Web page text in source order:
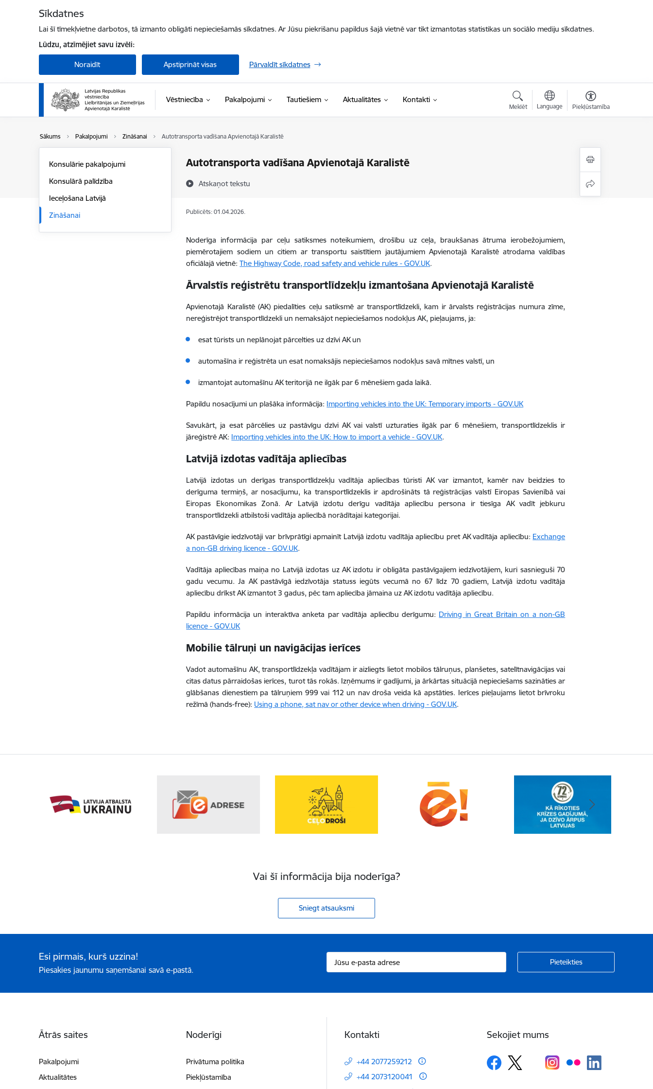
Sīkdatnes
Lai šī tīmekļvietne darbotos, tā izmanto obligāti nepieciešamās sīkdatnes. Ar Jūsu piekrišanu papildus šajā vietnē var tikt izmantotas statistikas un sociālo mediju sīkdatnes.
Lūdzu, atzīmējiet savu izvēli:
Noraidīt Apstiprināt visas Pārvaldīt sīkdatnes
Vēstniecība Pakalpojumi Tautiešiem Aktualitātes Kontakti
Meklēt Language Piekļūstamība
Sākums Pakalpojumi Zināšanai Autotransporta vadīšana Apvienotajā Karalistē
Autotransporta vadīšana Apvienotajā Karalistē
Atskaņot tekstu
Konsulārie pakalpojumi
Konsulārā palīdzība
Ieceļošana Latvijā
Zināšanai
Publicēts: 01.04.2026.
Noderīga informācija par ceļu satiksmes noteikumiem, drošību uz ceļa, braukšanas ātruma ierobežojumiem,
piemērotajiem sodiem un citiem ar transportu saistītiem jautājumiem Apvienotajā Karalistē atrodama valdības
oficiālajā vietnē:The Highway Code, road safety and vehicle rules - GOV.UK.
Ārvalstīs reģistrētu transportlīdzekļu izmantošana Apvienotajā Karalistē
Apvienotajā Karalistē (AK) piedalīties ceļu satiksmē ar transportlīdzekli, kam ir ārvalsts reģistrācijas numura zīme,
nereģistrējot transportlīdzekli un nemaksājot nepieciešamos nodokļus AK, pieļaujams, ja:
esat tūrists un neplānojat pārcelties uz dzīvi AK un
automašīna ir reģistrēta un esat nomaksājis nepieciešamos nodokļus savā mītnes valstī, un
izmantojat automašīnu AK teritorijā ne ilgāk par 6 mēnešiem gada laikā.
Papildu nosacījumi un plašāka informācija: Importing vehicles into the UK: Temporary imports - GOV.UK
Savukārt, ja esat pārcēlies uz pastāvīgu dzīvi AK vai valstī uzturaties ilgāk par 6 mēnešiem, transportlīdzeklis ir
jāreģistrē AK: Importing vehicles into the UK: How to import a vehicle - GOV.UK.
Latvijā izdotas vadītāja apliecības
Latvijā izdotas un derīgas transportlīdzekļu vadītāja apliecības tūristi AK var izmantot, kamēr nav beidzies to
derīguma termiņš, ar nosacījumu, ka transportlīdzeklis ir apdrošināts tā reģistrācijas valstī Eiropas Savienībā vai
Eiropas Ekonomikas Zonā. Ar Latvijā izdotu derīgu vadītāja apliecību persona ir tiesīga AK vadīt jebkuru
transportlīdzekli atbilstoši vadītāja apliecībā norādītajai kategorijai.
AK pastāvīgie iedzīvotāji var brīvprātīgi apmainīt Latvijā izdotu vadītāja apliecību pret AK vadītāja apliecību: Exchange
a non-GB driving licence - GOV.UK.
Vadītāja apliecības maiņa no Latvijā izdotas uz AK izdotu ir obligāta pastāvīgajiem iedzīvotājiem, kuri sasnieguši 70
gadu vecumu. Ja AK pastāvīgā iedzīvotāja statuss iegūts vecumā no 67 līdz 70 gadiem, Latvijā izdotu vadītāja
apliecību drīkst AK izmantot 3 gadus, pēc tam apliecība jāmaina uz AK izdotu vadītāja apliecību.
Papildu informācija un interaktīva anketa par vadītāja apliecību derīgumu: Driving in Great Britain on a non-GB
licence - GOV.UK
Mobilie tālruņi un navigācijas ierīces
Vadot automašīnu AK, transportlīdzekļa vadītājam ir aizliegts lietot mobilos tālruņus, planšetes, satelītnavigācijas vai
citas datus pārraidošas ierīces, turot tās rokās. Izņēmums ir gadījumi, ja ārkārtas situācijā nepieciešams sazināties ar
glābšanas dienestiem pa tālruņiem 999 vai 112 un nav droša veida kā apstāties. Ierīces pieļaujams lietot brīvroku
režīmā (hands-free): Using a phone, sat nav or other device when driving - GOV.UK.
Vai šī informācija bija noderīga?
Sniegt atsauksmi
Esi pirmais, kurš uzzina!
Piesakies jaunumu saņemšanai savā e-pastā.
Ātrās saites
Pakalpojumi
Aktualitātes
Noderīgi
Privātuma politika
Piekļūstamība
Kontakti
+44 2077259212
+44 2073120041
Sekojiet mums